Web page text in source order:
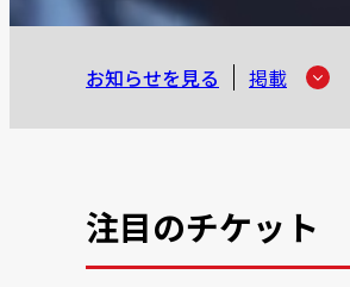
お知らせを見る 掲載
注目のチケット